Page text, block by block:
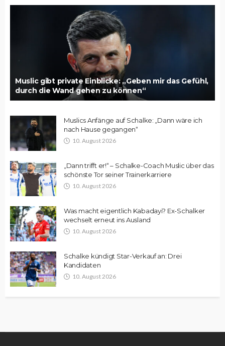
Muslic gibt private Einblicke: „Geben mir das Gefühl,
durch die Wand gehen zu können“
Muslics Anfänge auf Schalke: „Dann wäre ich
nach Hause gegangen“
10. August 2026
„Dann trifft er!“ – Schalke-Coach Muslic über das
schönste Tor seiner Trainerkarriere
10. August 2026
Was macht eigentlich Kabadayi? Ex-Schalker
wechselt erneut ins Ausland
10. August 2026
Schalke kündigt Star-Verkauf an: Drei
Kandidaten
10. August 2026